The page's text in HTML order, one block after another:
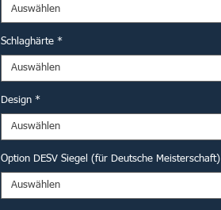
Auswählen
Schlaghärte *
Auswählen
Design *
Auswählen
Option DESV Siegel (für Deutsche Meisterschaft)
Auswählen